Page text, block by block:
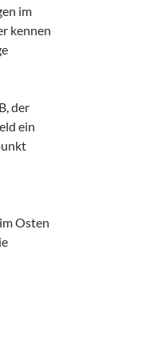
im
kennen
der
ein
Osten